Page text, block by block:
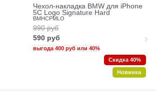
Чехол-накладка BMW для iPhone
5C Logo Signature Hard
BMHCPMLO
990 руб
590 руб
выгода 400 рубили 40%
Скидка 40%
Новинка